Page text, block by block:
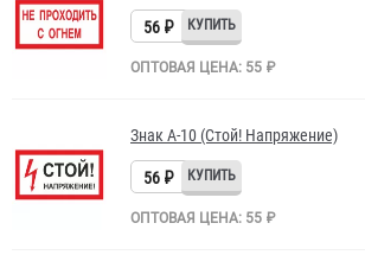
56 ₽
ОПТОВАЯ ЦЕНА: 55 ₽
Знак A-10 (Стой! Напряжение)
56 ₽
ОПТОВАЯ ЦЕНА: 55 ₽